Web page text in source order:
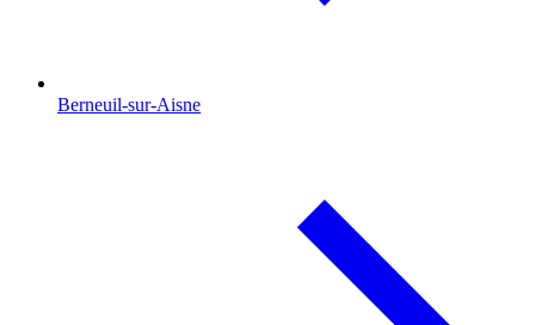
Berneuil-sur-Aisne